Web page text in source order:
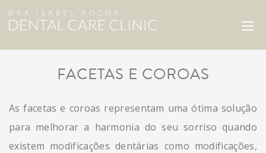
FACETAS E COROAS
As facetas e coroas representam uma ótima solução
para melhorar a harmonia do seu sorriso quando
existem modificações dentárias como modificações,